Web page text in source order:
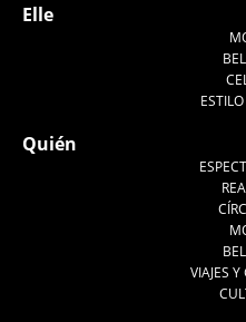
Elle
Quién
VIAJES